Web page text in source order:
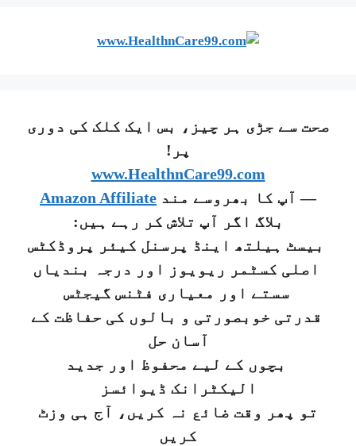
صحت سے جڑی ہر چیز، بس ایک کلک کی دوری
پر!
www.HealthnCare99.com
— آپ کا بھروسے مند Amazon Affiliate
بلاگ اگر آپ تلاش کر رہے ہیں:
بیسٹ ہیلتھ اینڈ پرسنل کیئر پروڈکٹس
اصلی کسٹمر ریویوز اور درجہ بندیاں
سستے اور معیاری فٹنس گیجٹس
قدرتی خوبصورتی و بالوں کی حفاظت کے
آسان حل
بچوں کے لیے محفوظ اور جدید
الیکٹرانک ڈیوائسز
تو پھر وقت ضائع نہ کریں، آج ہی وزٹ
کریں